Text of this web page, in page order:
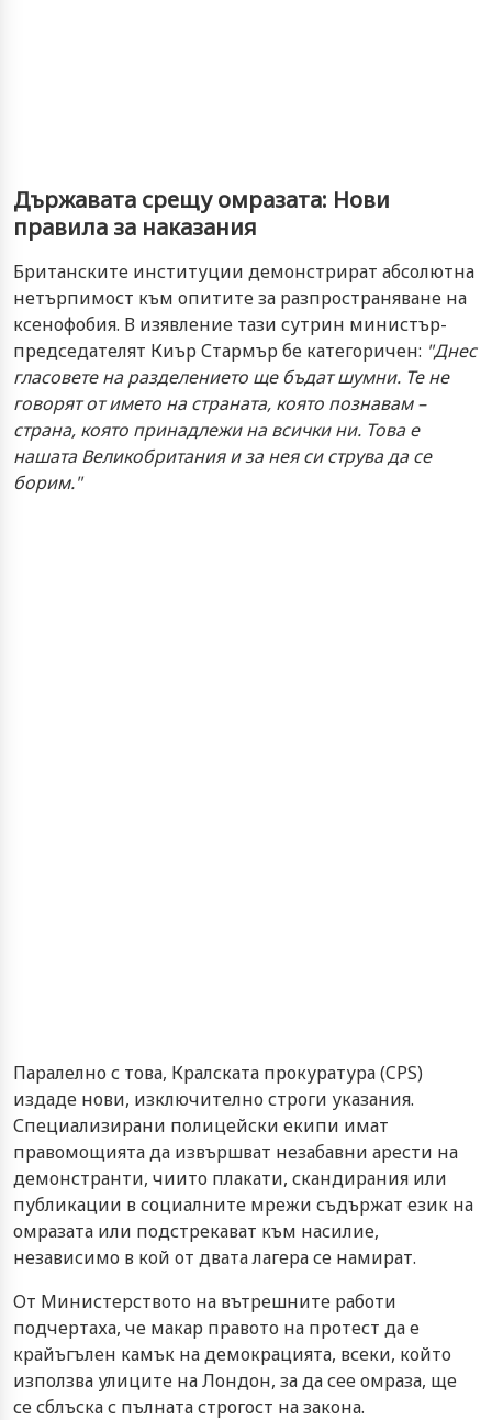
Държавата срещу омразата: Нови
правила за наказания
Британските институции демонстрират абсолютна
нетърпимост към опитите за разпространяване на
ксенофобия. В изявление тази сутрин министър-
председателят Киър Стармър бе категоричен: "Днес
гласовете на разделението ще бъдат шумни. Те не
говорят от името на страната, която познавам –
страна, която принадлежи на всички ни. Това е
нашата Великобритания и за нея си струва да се
борим."
Паралелно с това, Кралската прокуратура (CPS)
издаде нови, изключително строги указания.
Специализирани полицейски екипи имат
правомощията да извършват незабавни арести на
демонстранти, чиито плакати, скандирания или
публикации в социалните мрежи съдържат език на
омразата или подстрекават към насилие,
независимо в кой от двата лагера се намират.
От Министерството на вътрешните работи
подчертаха, че макар правото на протест да е
крайъгълен камък на демокрацията, всеки, който
използва улиците на Лондон, за да сее омраза, ще
се сблъска с пълната строгост на закона.